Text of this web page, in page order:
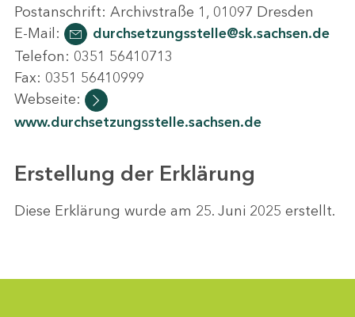
Postanschrift: Archivstraße 1, 01097 Dresden
E-Mail:
durchsetzungsstelle@sk.sachsen.de
Telefon: 0351 56410713
Fax: 0351 56410999
Webseite:
www.durchsetzungsstelle.sachsen.de
Erstellung der Erklärung
Diese Erklärung wurde am 25. Juni 2025 erstellt.